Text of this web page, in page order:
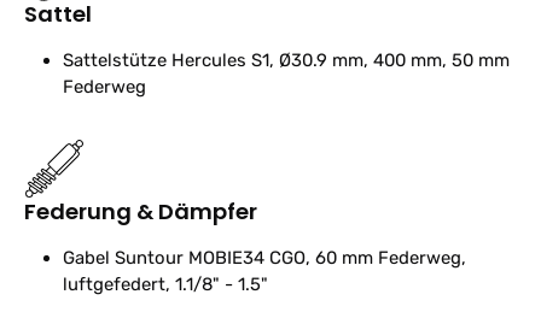
Sattel
Sattelstütze Hercules S1, Ø30.9 mm, 400 mm, 50 mm
Federweg
Federung & Dämpfer
Gabel Suntour MOBIE34 CGO, 60 mm Federweg,
luftgefedert, 1.1/8" - 1.5"